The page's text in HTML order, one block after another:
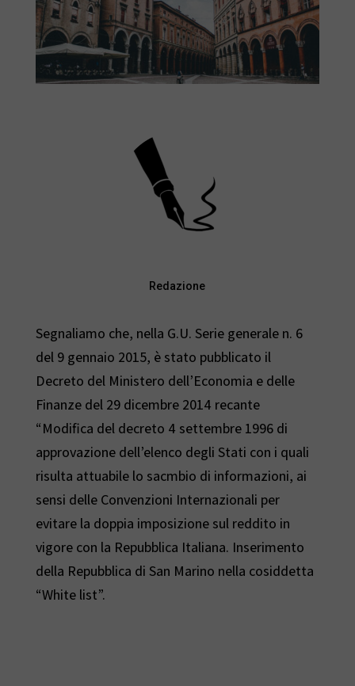
Redazione
Segnaliamo che, nella G.U. Serie generale n. 6
del 9 gennaio 2015, è stato pubblicato il
Decreto del Ministero dell’Economia e delle
Finanze del 29 dicembre 2014 recante
“Modifica del decreto 4 settembre 1996 di
approvazione dell’elenco degli Stati con i quali
risulta attuabile lo sacmbio di informazioni, ai
sensi delle Convenzioni Internazionali per
evitare la doppia imposizione sul reddito in
vigore con la Repubblica Italiana. Inserimento
della Repubblica di San Marino nella cosiddetta
“White list”.